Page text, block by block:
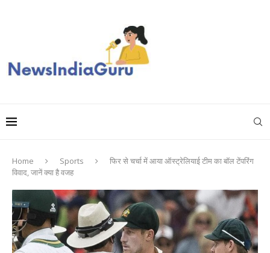
Home Sports
फिर से चर्चा में आया ऑस्ट्रेलियाई टीम का बॉल टेंपरिंग
विवाद, जानें क्या है वजह